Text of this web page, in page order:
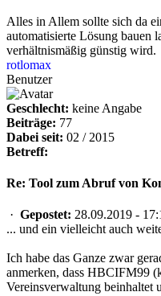
Alles in Allem sollte sich da
automatisierte Lösung bauen
verhältnismäßig günstig wird.
rotlomax
Benutzer
Geschlecht: keine Angabe
Beiträge: 77
Dabei seit: 02 / 2015
Betreff:
Re: Tool zum Abruf von
· Gepostet: 28.09.2019 -
... und ein vielleicht auch
Ich habe das Ganze zwar
anmerken, dass HBCIFM99
Vereinsverwaltung beinhaltet